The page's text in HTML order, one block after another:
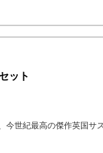
ット
今世紀最高の傑作英国サ